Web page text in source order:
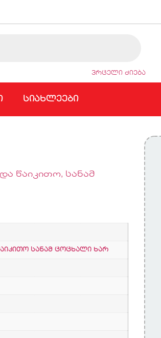
ვრცელი ძიება
სიახლეები
წაიკითო, სანამ
სანამ ცოცხალი ხარ